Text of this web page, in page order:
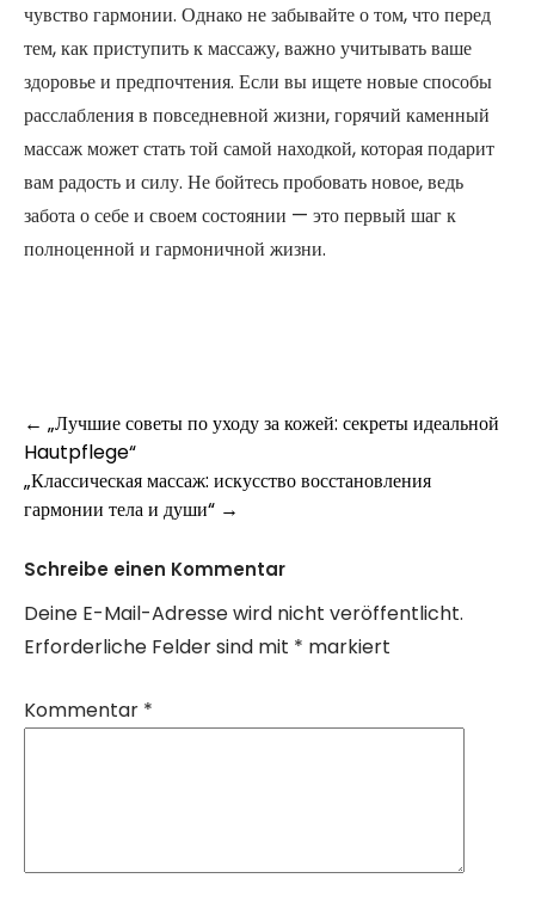
чувство гармонии. Однако не забывайте о том, что перед
тем, как приступить к массажу, важно учитывать ваше
здоровье и предпочтения. Если вы ищете новые способы
расслабления в повседневной жизни, горячий каменный
массаж может стать той самой находкой, которая подарит
вам радость и силу. Не бойтесь пробовать новое, ведь
забота о себе и своем состоянии — это первый шаг к
полноценной и гармоничной жизни.
Post
navigation
← „Лучшие советы по уходу за кожей: секреты идеальной
Hautpflege“
„Классическая массаж: искусство восстановления
гармонии тела и души“ →
Schreibe einen Kommentar
Deine E-Mail-Adresse wird nicht veröffentlicht.
Erforderliche Felder sind mit * markiert
Kommentar *